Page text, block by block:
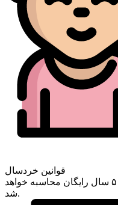
قوانین خردسال
هزینه اقامت کودکان خردسال تا سن ۵ سال رایگان محاسبه خواهد
شد.